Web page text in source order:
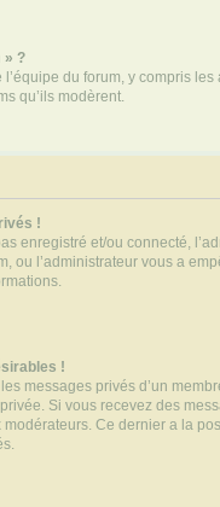
» ?
du forum, y compris
qu’ils modèrent.
!
enregistré et/ou connecté,
ou l’administrateur vous a
!
messages privés d’un
Si vous recevez des
Ce dernier a la